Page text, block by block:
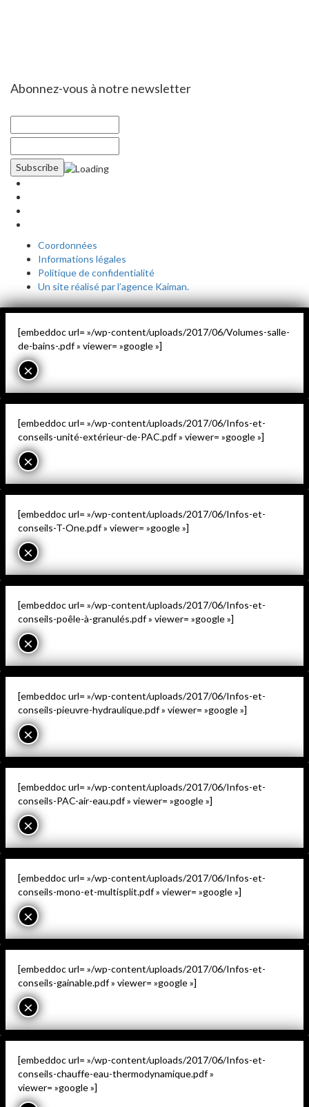
Abonnez-vous à notre newsletter
Coordonnées
Informations légales
Politique de confidentialité
Un site réalisé par l’agence Kaiman.
[embeddoc url= »/wp-content/uploads/2017/06/Volumes-salle-
de-bains-.pdf » viewer= »google »]
×
[embeddoc url= »/wp-content/uploads/2017/06/Infos-et-
conseils-unité-extérieur-de-PAC.pdf » viewer= »google »]
×
[embeddoc url= »/wp-content/uploads/2017/06/Infos-et-
conseils-T-One.pdf » viewer= »google »]
×
[embeddoc url= »/wp-content/uploads/2017/06/Infos-et-
conseils-poêle-à-granulés.pdf » viewer= »google »]
×
[embeddoc url= »/wp-content/uploads/2017/06/Infos-et-
conseils-pieuvre-hydraulique.pdf » viewer= »google »]
×
[embeddoc url= »/wp-content/uploads/2017/06/Infos-et-
conseils-PAC-air-eau.pdf » viewer= »google »]
×
[embeddoc url= »/wp-content/uploads/2017/06/Infos-et-
conseils-mono-et-multisplit.pdf » viewer= »google »]
×
[embeddoc url= »/wp-content/uploads/2017/06/Infos-et-
conseils-gainable.pdf » viewer= »google »]
×
[embeddoc url= »/wp-content/uploads/2017/06/Infos-et-
conseils-chauffe-eau-thermodynamique.pdf »
viewer= »google »]